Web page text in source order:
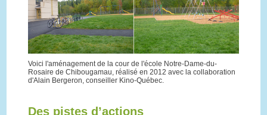
Voici l'aménagement de la cour de l'école Notre-Dame-du-
Rosaire de Chibougamau, réalisé en 2012 avec la collaboration
d'Alain Bergeron, conseiller Kino-Québec.
Des pistes d’actions